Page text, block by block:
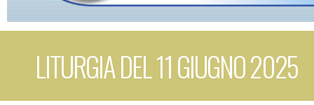
LITURGIA DEL 11 GIUGNO 2025